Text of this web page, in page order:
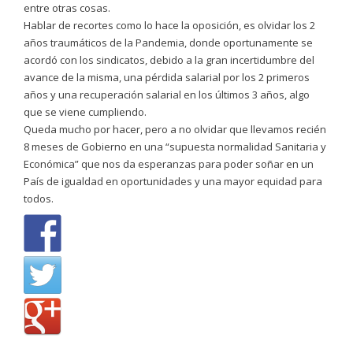
entre otras cosas.
Hablar de recortes como lo hace la oposición, es olvidar los 2
años traumáticos de la Pandemia, donde oportunamente se
acordó con los sindicatos, debido a la gran incertidumbre del
avance de la misma, una pérdida salarial por los 2 primeros
años y una recuperación salarial en los últimos 3 años, algo
que se viene cumpliendo.
Queda mucho por hacer, pero a no olvidar que llevamos recién
8 meses de Gobierno en una “supuesta normalidad Sanitaria y
Económica” que nos da esperanzas para poder soñar en un
País de igualdad en oportunidades y una mayor equidad para
todos.